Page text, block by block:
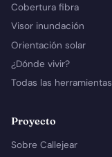
Cobertura fibra
Visor inundación
Orientación solar
¿Dónde vivir?
Todas las herramientas
Proyecto
Sobre Callejear